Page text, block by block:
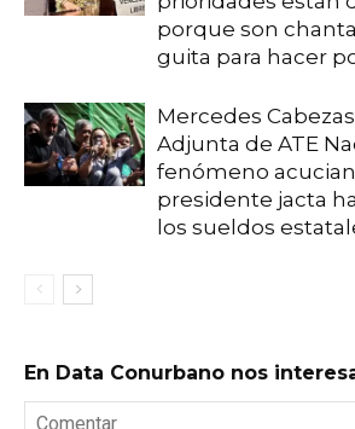
porque son
guita para hacer
Mercedes
Adjunta de ATE
fenómeno
presidente jacta
los sueldos
En Data Conurbano nos